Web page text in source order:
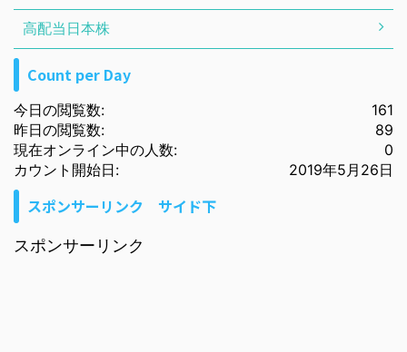
高配当日本株
Count per Day
161
今日の閲覧数:
89
昨日の閲覧数:
0
現在オンライン中の人数:
2019年5月26日
カウント開始日:
スポンサーリンク サイド下
スポンサーリンク